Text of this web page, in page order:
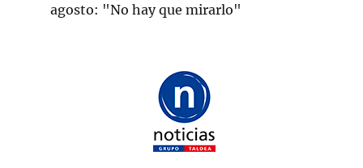
agosto: "No hay que mirarlo"